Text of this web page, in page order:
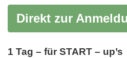
Direkt zur
1 Tag – für START – up’s